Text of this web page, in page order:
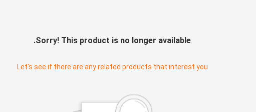
Sorry! This product is no longer available.
Let's see if there are any related products that interest you